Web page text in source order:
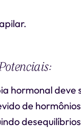
hormonal deve
de